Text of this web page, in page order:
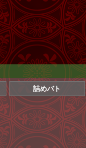
詰めバト